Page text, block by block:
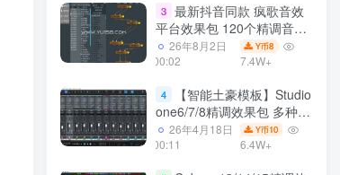
3 最新抖音同款 疯歌音效
平台效果包 120个精调音效
包+软件自带170个音效
+600个插件 带安装教程全
26年8月2日
00:02
Y币8
7.4W+
4
【智能土豪模板】Studio
one6/7/8精调效果包 多种效
果模式可选 声卡调试好预设
带插件全套文件
26年4月18日
00:11
Y币10
6.4W+